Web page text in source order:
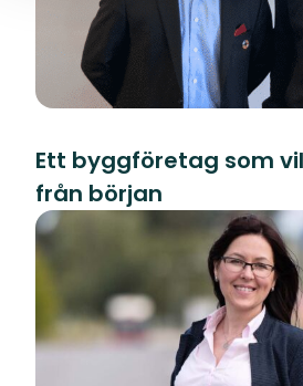
Ett byggföretag som
från början